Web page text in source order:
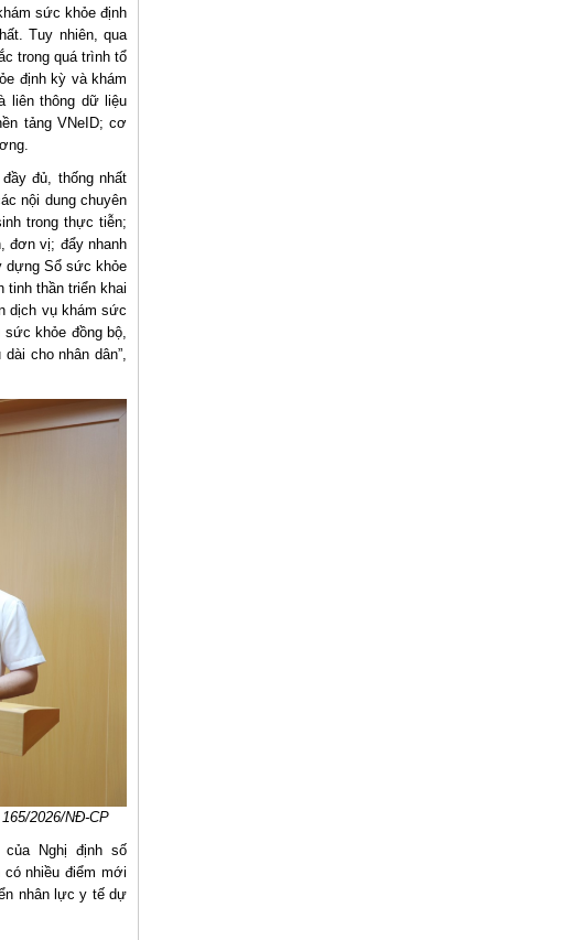
sức khỏe định
Tuy nhiên, qua
trong quá trình tổ
định kỳ và khám
liên thông dữ liệu
tảng VNeID; cơ
đủ, thống nhất
nội dung chuyên
trong thực tiễn;
đơn vị; đẩy nhanh
dựng Sổ sức khỏe
tinh thần triển khai
dịch vụ khám sức
khỏe đồng bộ,
cho nhân dân”,
2026/NĐ-CP
Nghị định số
có nhiều điểm mới
nhân lực y tế dự